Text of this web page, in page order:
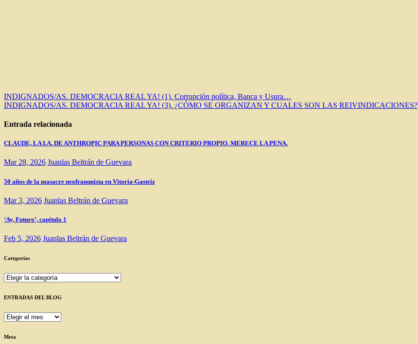
Navegación
de
entradas
INDIGNADOS/AS. DEMOCRACIA REAL YA! (1). Corrupción política, Banca y Usura…
INDIGNADOS/AS. DEMOCRACIA REAL YA! (3). ¿CÓMO SE ORGANIZAN Y CUALES SON LAS REIVINDICACIONES?
Entrada relacionada
CLAUDE, LA I.A. DE ANTHROPIC PARA PERSONAS CON CRITERIO PROPIO. MERECE LA PENA.
Mar 28, 2026 Juanlas Beltrán de Guevara
50 años de la masacre neofranquista en Vitoria-Gasteiz
Mar 3, 2026 Juanlas Beltrán de Guevara
‘Ay, Futuro’, capítulo 1
Feb 5, 2026 Juanlas Beltrán de Guevara
Categorías
Categorías
ENTRADAS DEL BLOG
ENTRADAS
BLOG
Meta